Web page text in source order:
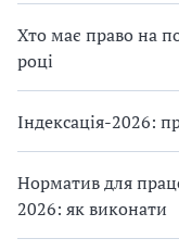
Хто має право на
році
Індексація-2026:
Норматив для
2026: як виконати